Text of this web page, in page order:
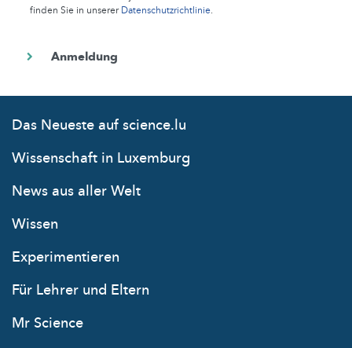
finden Sie in unsererDatenschutzrichtlinie.
Das Neueste auf science.lu
Wissenschaft in Luxemburg
News aus aller Welt
Wissen
Experimentieren
Für Lehrer und Eltern
Mr Science